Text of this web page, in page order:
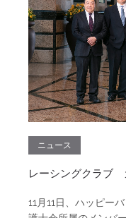
ニュース
レーシングクラブ
11月11日、ハッピー